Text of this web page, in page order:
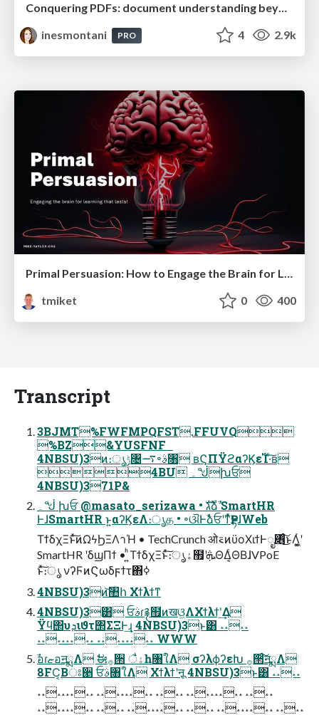
Conquering PDFs: document understanding beyond plain text
inesmontani
PRO 4 2.9k
tmiket
0 400
Transcript
3BJMT%FWFMPQFST.FFUVQ
%BZ&YUSFNF
4NBSU)3ͷ։ൃݱ৔࠷৽ࣄ৘ ʙϚΠΫϩαʔϏε࢝Ί·ͨ͠ʙ
4BU ۔ᖒխਓ
4NBSU)371P&
ͰɺSmartHR ͱ͍͏αʔϏεΛ։ൃத • ৽ଔͰࣾձਓʹͳͬͯҎདྷɺWeb
ΤϯδχΞͱͯ͠ͷΩϟϦΞΛาΉ • TechCrunch ओ࠵ͷϋοΧιϯͰೖ৆ͨ͜͠ͱΛ͖͔͚ͬʹ
SmartHR ʹδϣΠϯ • ͍ͪΤϯδχΞͱͯ͠։ൃۀ຿ʹܞΘΔ͔ͨΘΒɺVPoE
ͱͯ͠։ൃ νʔϜͷϚωδϝϯτ΋ߦ͏
4NBSU)3ͷ͝঺հ Χϯλϯͳ
4NBSU)3͸ ਓࣄɾ࿑຿ͷखଓ͖ΛΧϯλϯʹ͢Δ
Ϋϥ΢υܕιϑτ΢ΣΞͰ͢ɻ 4NBSU)3ͱ͸ ˔˔˔˔
˔˔˔˔˔˔˔˔ ˔˔˔˔˔˔˔˔ WWW
ࣾอɾޏอॻྨΛ ࣗಈ࡞੒ ैۀһ৘ใΛ σʔλϕʔεԽ ࡞੒ͨ͠ॻྨΛ
8FC͔Βਃ੥ ਓࣄ৘ใΛ Χϯλϯʹऩू 4NBSU)3ͱ͸ ˔˔˔˔
˔˔˔˔˔˔˔˔ ˔˔˔˔˔˔˔˔ ˔˔˔˔ ˔˔˔˔˔˔˔˔ ˔˔˔˔
˔˔˔˔˔˔˔˔ ˔˔˔˔ ˔˔˔˔˔˔˔˔ ˔˔˔˔ ˔˔˔˔˔˔˔˔ ˔˔˔˔